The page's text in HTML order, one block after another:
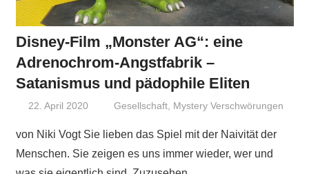
Disney-Film „Monster AG“: eine
Adrenochrom-Angstfabrik –
Satanismus und pädophile Eliten
22. April 2020 Niki Vogt
Gesellschaft, Mystery Verschwörungen
von Niki Vogt Sie lieben das Spiel mit der Naivität der
Menschen. Sie zeigen es uns immer wieder, wer und